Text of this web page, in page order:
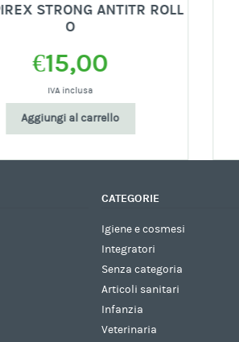
STRONG ANTITR ROLL
O
€15,00
IVA inclusa
Aggiungi al carrello
CATEGORIE
Igiene e cosmesi
Integratori
Senza categoria
Articoli sanitari
Infanzia
Veterinaria